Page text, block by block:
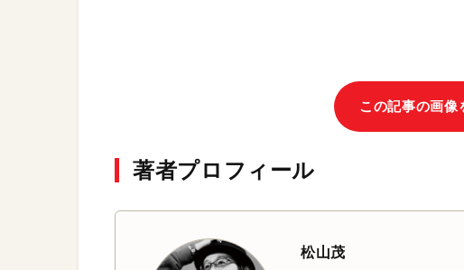
この記事の画像
著者プロフィール
松山茂